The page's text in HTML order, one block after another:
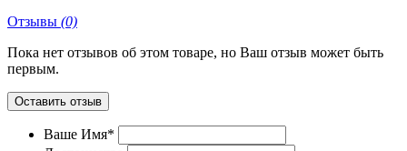
Отзывы (0)
Пока нет отзывов об этом товаре, но Ваш отзыв может быть
первым.
Оставить отзыв
Ваше Имя*